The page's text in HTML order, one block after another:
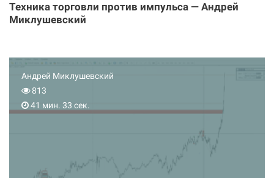
Техника торговли против импульса — Андрей
Миклушевский
Андрей Миклушевский
813
41 мин. 33 сек.